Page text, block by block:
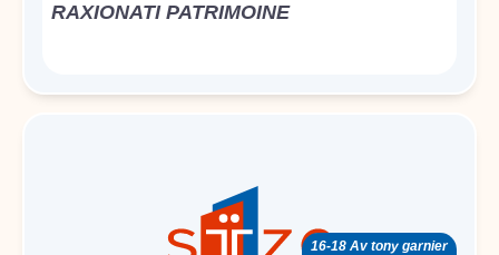
RAXIONATI PATRIMOINE
16-18 Av tony garnier